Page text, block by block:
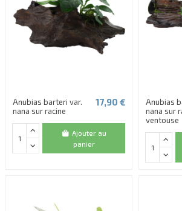
Anubias barteri var.
nana sur racine
17,90 €
Ajouter au
panier
Anubias
nana sur
ventouse